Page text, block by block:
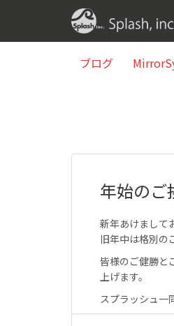
ブログ
ブログ
年始のご
新年あけまして
旧年中は格別の
皆様のご健勝と
上げます。
スプラッシュ一